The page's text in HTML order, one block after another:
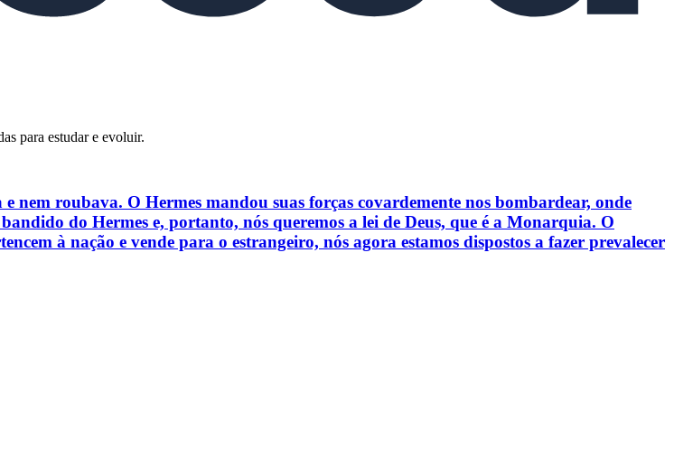
para estudar e evoluir.
nem roubava. O Hermes mandou suas forças covardemente nos bombardear, onde
do Hermes e, portanto, nós queremos a lei de Deus, que é a Monarquia. O
à nação e vende para o estrangeiro, nós agora estamos dispostos a fazer prevalecer